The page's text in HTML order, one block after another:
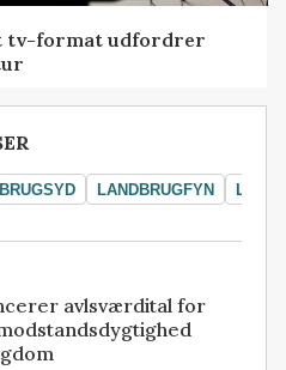
tv-format udfordrer
LANDBRUGFYN
avlsværdital for